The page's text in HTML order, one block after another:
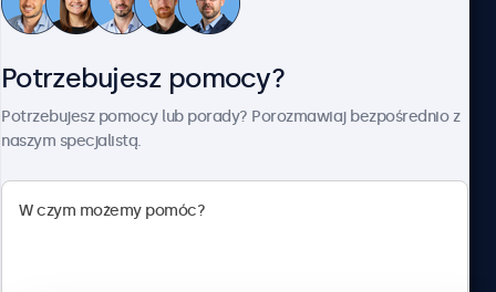
Obsługa klienta
Potrzebujesz pomocy?
Potrzebujesz pomocy lub porady? Porozmawiaj bezpośrednio z
naszym specjalistą.